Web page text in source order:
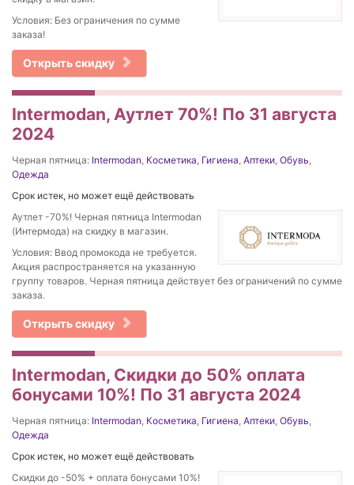
Условия: Без ограничения по сумме
заказа!
Открыть скидку
Intermodan, Аутлет 70%! По 31 августа
2024
Черная пятница: Intermodan, Косметика, Гигиена, Аптеки, Обувь,
Одежда
Срок истек, но может ещё действовать
Аутлет -70%! Черная пятница Intermodan
(Интермода) на скидку в магазин.
Условия: Ввод промокода не требуется.
Акция распространяется на указанную
группу товаров. Черная пятница действует без ограничений по сумме
заказа.
Открыть скидку
Intermodan, Скидки до 50% оплата
бонусами 10%! По 31 августа 2024
Черная пятница: Intermodan, Косметика, Гигиена, Аптеки, Обувь,
Одежда
Срок истек, но может ещё действовать
Скидки до -50% + оплата бонусами 10%!